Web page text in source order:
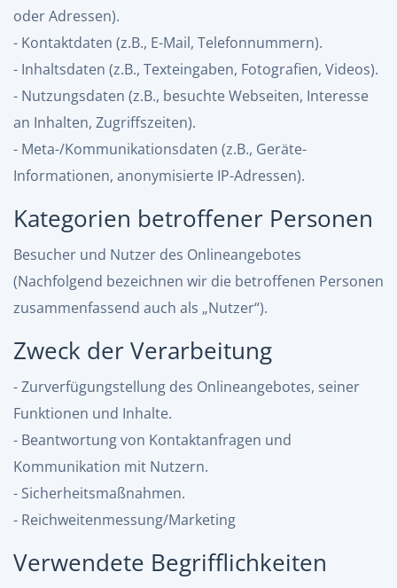
oder Adressen).
- Kontaktdaten (z.B., E-Mail, Telefonnummern).
- Inhaltsdaten (z.B., Texteingaben, Fotografien, Videos).
- Nutzungsdaten (z.B., besuchte Webseiten, Interesse
an Inhalten, Zugriffszeiten).
- Meta-/Kommunikationsdaten (z.B., Geräte-
Informationen, anonymisierte IP-Adressen).
Kategorien betroffener Personen
Besucher und Nutzer des Onlineangebotes
(Nachfolgend bezeichnen wir die betroffenen Personen
zusammenfassend auch als „Nutzer“).
Zweck der Verarbeitung
- Zurverfügungstellung des Onlineangebotes, seiner
Funktionen und Inhalte.
- Beantwortung von Kontaktanfragen und
Kommunikation mit Nutzern.
- Sicherheitsmaßnahmen.
- Reichweitenmessung/Marketing
Verwendete Begrifflichkeiten